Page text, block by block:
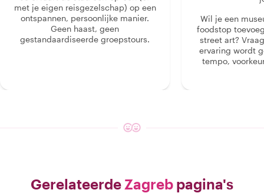
met je eigen reisgezelschap) op een
ontspannen, persoonlijke manier.
Geen haast, geen
gestandaardiseerde groepstours.
Wil je een
foodstop
street art?
ervaring wordt
tempo,
Gerelateerde Zagreb pagina's